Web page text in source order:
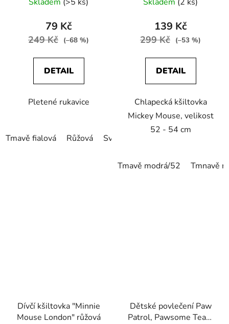
79 Kč
249 Kč (–68 %)
DETAIL
Pletené rukavice
Tmavě fialová Růžová Světle fialová
139 Kč
299 Kč (–53 %)
DETAIL
Chlapecká kšiltovka
Mickey Mouse, velikost
52 - 54 cm
Tmavě modrá/52 Tmnavě
Dívčí kšiltovka "Minnie
Mouse London" růžová
Dětské povlečení Paw
Patrol, Pawsome Team